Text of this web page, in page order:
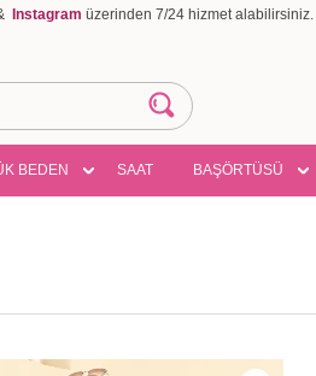
Instagram üzerinden 7/24 hizmet alabilirsiniz.
BEDEN SAAT BAŞÖRTÜSÜ